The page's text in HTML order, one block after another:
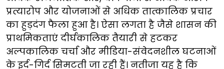
प्रत्यारोप और योजनाओं से अधिक तात्कालिक प्रचार
का हुड़दंग फैला हुआ है। ऐसा लगता है जैसे शासन की
प्राथमिकताएं दीर्घकालिक तैयारी से हटकर
अल्पकालिक चर्चा और मीडिया-संवेदनशील घटनाओं
के इर्द-गिर्द सिमटती जा रही हैं। नतीजा यह है कि